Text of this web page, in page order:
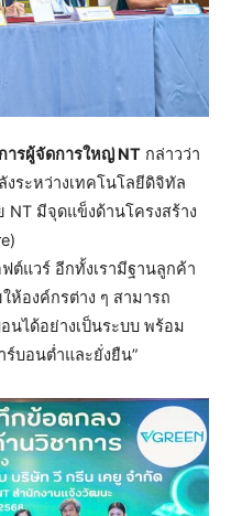
ารผู้จัดการใหญ่ NT กล่าวว่า
ระหว่างเทคโนโลยีดิจิทัล
มีจุดแข็งด้านโครงสร้าง
ต์แวร์ อีกทั้งเรามีฐานลูกค้า
องค์กรต่าง ๆ สามารถ
นได้อย่างเป็นระบบ พร้อม
บอนต่ำและยั่งยืน”